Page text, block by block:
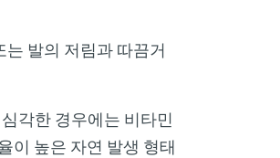
는 발의 저림과 따끔거
각한 경우에는 비타민
이 높은 자연 발생 형태